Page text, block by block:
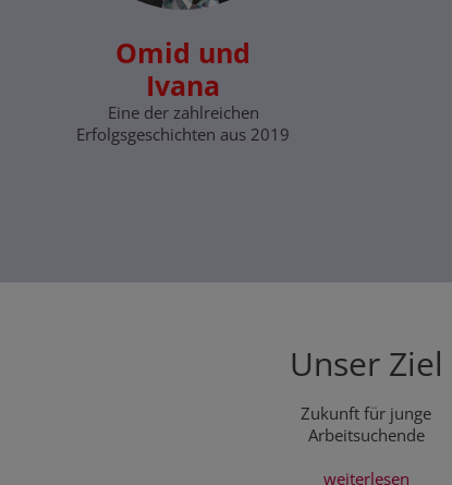
Omid und
Ivana
Eine der zahlreichen
Erfolgsgeschichten aus 2019
Unser Ziel
Zukunft für junge
Arbeitsuchende
weiterlesen